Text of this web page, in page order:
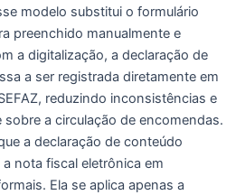
modelo substitui o formulário
preenchido manualmente e
a digitalização, a declaração de
a ser registrada diretamente em
reduzindo inconsistências e
a circulação de encomendas.
a declaração de conteúdo
nota fiscal eletrônica em
Ela se aplica apenas a